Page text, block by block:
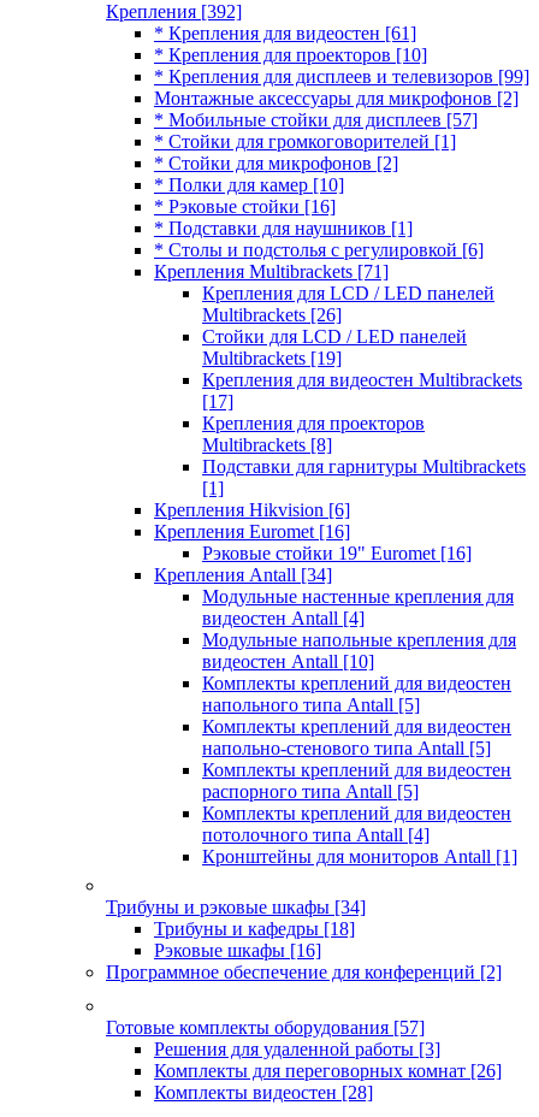
Крепления [392]
* Крепления для видеостен [61]
* Крепления для проекторов [10]
* Крепления для дисплеев и телевизоров [99]
Монтажные аксессуары для микрофонов [2]
* Мобильные стойки для дисплеев [57]
* Стойки для громкоговорителей [1]
* Стойки для микрофонов [2]
* Полки для камер [10]
* Рэковые стойки [16]
* Подставки для наушников [1]
* Столы и подстолья с регулировкой [6]
Крепления Multibrackets [71]
Крепления для LCD / LED панелей
Multibrackets [26]
Стойки для LCD / LED панелей
Multibrackets [19]
Крепления для видеостен Multibrackets
[17]
Крепления для проекторов
Multibrackets [8]
Подставки для гарнитуры Multibrackets
[1]
Крепления Hikvision [6]
Крепления Euromet [16]
Рэковые стойки 19" Euromet [16]
Крепления Antall [34]
Модульные настенные крепления для
видеостен Antall [4]
Модульные напольные крепления для
видеостен Antall [10]
Комплекты креплений для видеостен
напольного типа Antall [5]
Комплекты креплений для видеостен
напольно-стенового типа Antall [5]
Комплекты креплений для видеостен
распорного типа Antall [5]
Комплекты креплений для видеостен
потолочного типа Antall [4]
Кронштейны для мониторов Antall [1]
Трибуны и рэковые шкафы [34]
Трибуны и кафедры [18]
Рэковые шкафы [16]
Программное обеспечение для конференций [2]
Готовые комплекты оборудования [57]
Решения для удаленной работы [3]
Комплекты для переговорных комнат [26]
Комплекты видеостен [28]